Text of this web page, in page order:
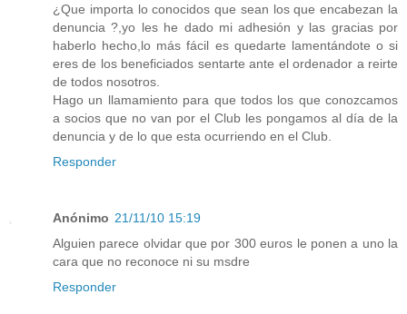
¿Que importa lo conocidos que sean los que encabezan la
denuncia ?,yo les he dado mi adhesión y las gracias por
haberlo hecho,lo más fácil es quedarte lamentándote o si
eres de los beneficiados sentarte ante el ordenador a reirte
de todos nosotros.
Hago un llamamiento para que todos los que conozcamos
a socios que no van por el Club les pongamos al día de la
denuncia y de lo que esta ocurriendo en el Club.
Responder
Anónimo 21/11/10 15:19
Alguien parece olvidar que por 300 euros le ponen a uno la
cara que no reconoce ni su msdre
Responder